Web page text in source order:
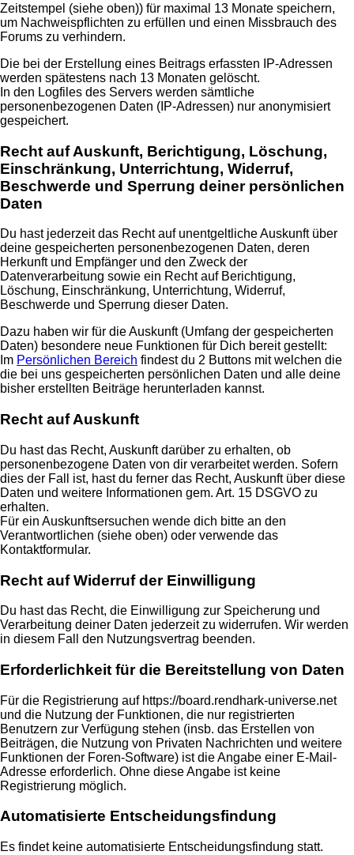
Zeitstempel (siehe oben)) für maximal 13 Monate speichern,
um Nachweispflichten zu erfüllen und einen Missbrauch des
Forums zu verhindern.
Die bei der Erstellung eines Beitrags erfassten IP-Adressen
werden spätestens nach 13 Monaten gelöscht.
In den Logfiles des Servers werden sämtliche
personenbezogenen Daten (IP-Adressen) nur anonymisiert
gespeichert.
Recht auf Auskunft, Berichtigung, Löschung,
Einschränkung, Unterrichtung, Widerruf,
Beschwerde und Sperrung deiner persönlichen
Daten
Du hast jederzeit das Recht auf unentgeltliche Auskunft über
deine gespeicherten personenbezogenen Daten, deren
Herkunft und Empfänger und den Zweck der
Datenverarbeitung sowie ein Recht auf Berichtigung,
Löschung, Einschränkung, Unterrichtung, Widerruf,
Beschwerde und Sperrung dieser Daten.
Dazu haben wir für die Auskunft (Umfang der gespeicherten
Daten) besondere neue Funktionen für Dich bereit gestellt:
Im Persönlichen Bereich findest du 2 Buttons mit welchen die
die bei uns gespeicherten persönlichen Daten und alle deine
bisher erstellten Beiträge herunterladen kannst.
Recht auf Auskunft
Du hast das Recht, Auskunft darüber zu erhalten, ob
personenbezogene Daten von dir verarbeitet werden. Sofern
dies der Fall ist, hast du ferner das Recht, Auskunft über diese
Daten und weitere Informationen gem. Art. 15 DSGVO zu
erhalten.
Für ein Auskunftsersuchen wende dich bitte an den
Verantwortlichen (siehe oben) oder verwende das
Kontaktformular.
Recht auf Widerruf der Einwilligung
Du hast das Recht, die Einwilligung zur Speicherung und
Verarbeitung deiner Daten jederzeit zu widerrufen. Wir werden
in diesem Fall den Nutzungsvertrag beenden.
Erforderlichkeit für die Bereitstellung von Daten
Für die Registrierung auf https://board.rendhark-universe.net
und die Nutzung der Funktionen, die nur registrierten
Benutzern zur Verfügung stehen (insb. das Erstellen von
Beiträgen, die Nutzung von Privaten Nachrichten und weitere
Funktionen der Foren-Software) ist die Angabe einer E-Mail-
Adresse erforderlich. Ohne diese Angabe ist keine
Registrierung möglich.
Automatisierte Entscheidungsfindung
Es findet keine automatisierte Entscheidungsfindung statt.